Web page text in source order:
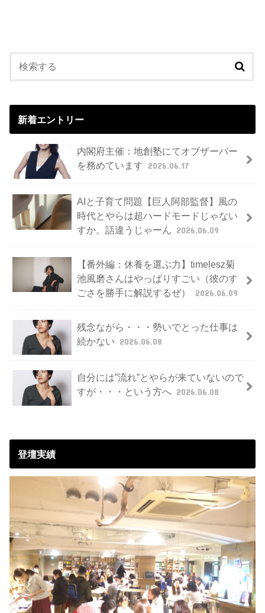
新着エントリー
内閣府主催：地創塾にてオブザーバー
を務めています 2026.06.17
AIと子育て問題【巨人阿部監督】風の
時代とやらは超ハードモードじゃない
すか。話違うじゃーん 2026.06.09
【番外編：休養を選ぶ力】timelesz菊
池風磨さんはやっぱりすごい（彼のす
ごさを勝手に解説するぜ）
2026.06.09
残念ながら・・・勢いでとった仕事は
続かない 2026.06.08
自分には”流れ”とやらが来ていないので
すが・・・という方へ 2026.06.08
登壇実績